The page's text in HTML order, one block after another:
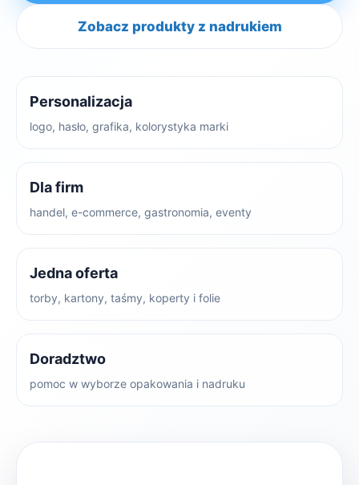
Zobacz produkty z nadrukiem
Personalizacja
logo, hasło, grafika, kolorystyka marki
Dla firm
handel, e-commerce, gastronomia, eventy
Jedna oferta
torby, kartony, taśmy, koperty i folie
Doradztwo
pomoc w wyborze opakowania i nadruku